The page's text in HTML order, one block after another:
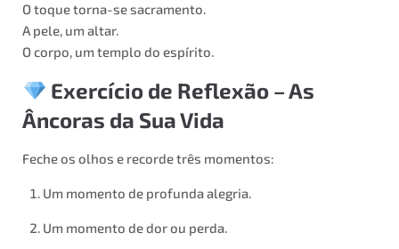
O toque torna-se sacramento.
A pele, um altar.
O corpo, um templo do espírito.
Exercício de Reflexão – As
Âncoras da Sua Vida
Feche os olhos e recorde três momentos:
Um momento de profunda alegria.
Um momento de dor ou perda.